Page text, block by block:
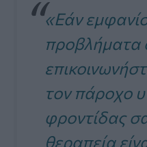
«Εάν
προβλήματα
τον πάροχο
φροντίδας
θεραπεία